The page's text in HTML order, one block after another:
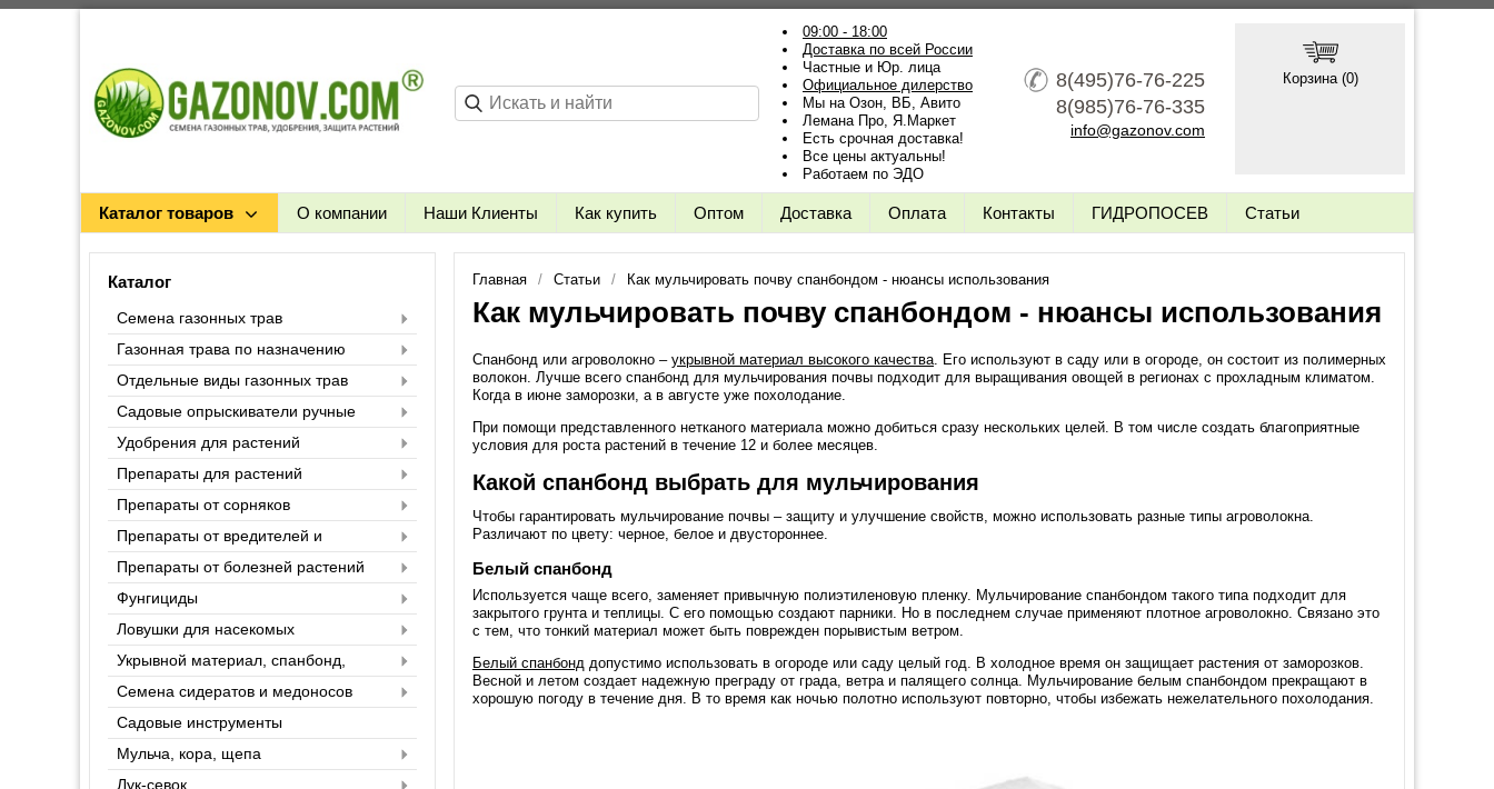
09:00 - 18:00
Доставка по всей России
Частные и Юр. лица
Официальное дилерство
Мы на Озон, ВБ, Авито
Лемана Про, Я.Маркет
Есть срочная доставка!
Все цены актуальны!
Работаем по ЭДО
8(495)76-76-225
8(985)76-76-335
info@gazonov.com
Корзина (0)
Каталог товаров О компании Наши Клиенты Как купить Оптом Доставка Оплата Контакты ГИДРОПОСЕВ Статьи
Каталог
Семена газонных трав
Газонная трава по назначению
Отдельные виды газонных трав
Садовые опрыскиватели ручные
Удобрения для растений
Препараты для растений
Препараты от сорняков
Препараты от вредителей и
насекомых
Препараты от болезней растений
Фунгициды
Ловушки для насекомых
Укрывной материал, спанбонд,
агроспан
Семена сидератов и медоносов
Садовые инструменты
Мульча, кора, щепа
Лук-севок
Главная Статьи Как мульчировать почву спанбондом - нюансы использования
Как мульчировать почву спанбондом - нюансы использования
Спанбонд или агроволокно – укрывной материал высокого качества. Его используют в саду или в огороде, он состоит из полимерных
волокон. Лучше всего спанбонд для мульчирования почвы подходит для выращивания овощей в регионах с прохладным климатом.
Когда в июне заморозки, а в августе уже похолодание.
При помощи представленного нетканого материала можно добиться сразу нескольких целей. В том числе создать благоприятные
условия для роста растений в течение 12 и более месяцев.
Какой спанбонд выбрать для мульчирования
Чтобы гарантировать мульчирование почвы – защиту и улучшение свойств, можно использовать разные типы агроволокна.
Различают по цвету: черное, белое и двустороннее.
Белый спанбонд
Используется чаще всего, заменяет привычную полиэтиленовую пленку. Мульчирование спанбондом такого типа подходит для
закрытого грунта и теплицы. С его помощью создают парники. Но в последнем случае применяют плотное агроволокно. Связано это
с тем, что тонкий материал может быть поврежден порывистым ветром.
Белый спанбонд допустимо использовать в огороде или саду целый год. В холодное время он защищает растения от заморозков.
Весной и летом создает надежную преграду от града, ветра и палящего солнца. Мульчирование белым спанбондом прекращают в
хорошую погоду в течение дня. В то время как ночью полотно используют повторно, чтобы избежать нежелательного похолодания.